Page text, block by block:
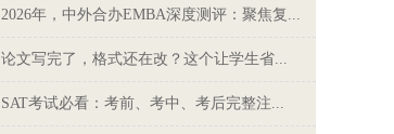
2026年，中外合办EMBA深度测评：聚焦复...
论文写完了，格式还在改？这个让学生省...
SAT考试必看：考前、考中、考后完整注...